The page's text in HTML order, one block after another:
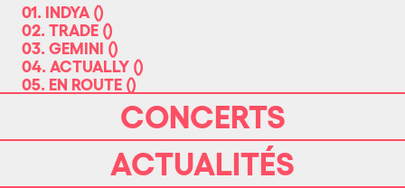
01. INDYA ()
02. TRADE ()
03. GEMINI ()
04. ACTUALLY ()
05. EN ROUTE ()
08. 7 DEADLY SINS LUST()
09. PROGRESSION()
10. CREDITS()
CONCERTS
ACTUALITÉS